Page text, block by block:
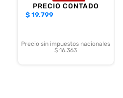
PRECIO CONTADO
$19.799
Precio sin impuestos nacionales
$ 16.363